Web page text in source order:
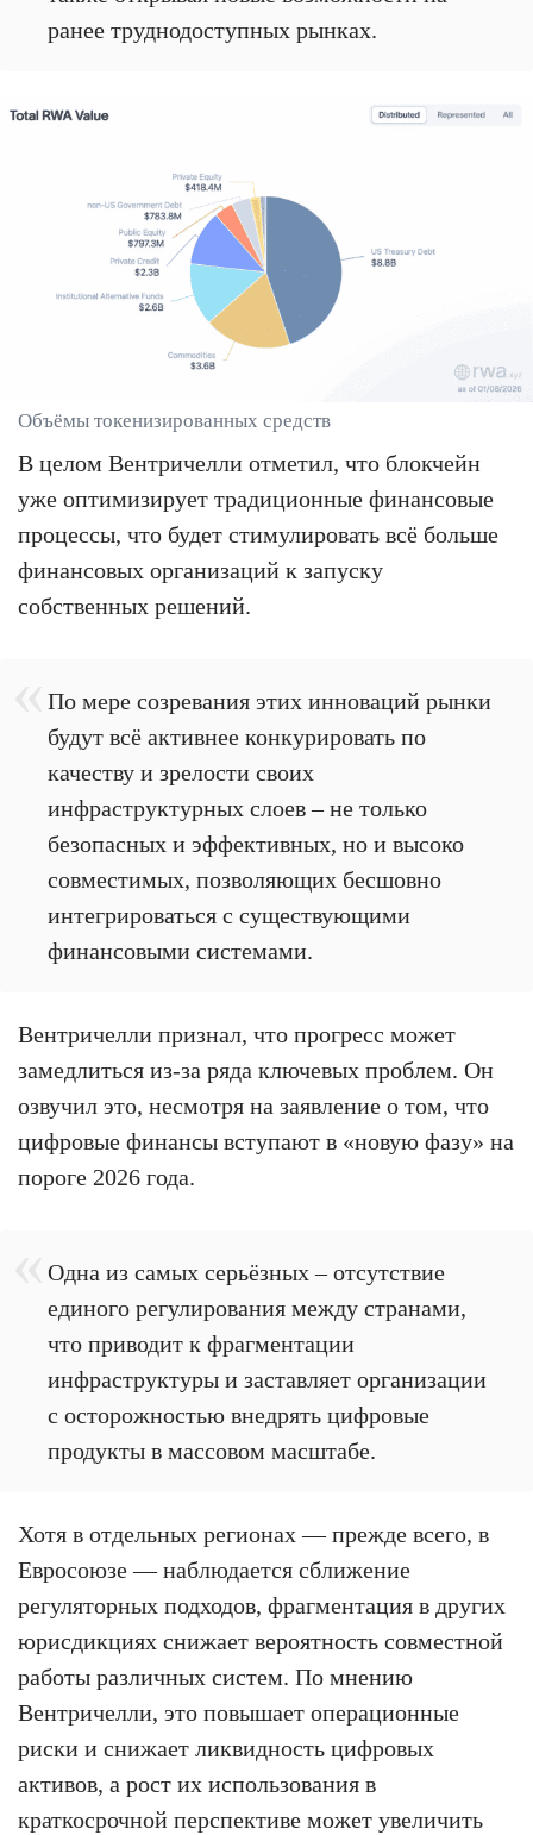
ранее труднодоступных рынках.
Объёмы токенизированных средств
В целом Вентричелли отметил, что блокчейн
уже оптимизирует традиционные финансовые
процессы, что будет стимулировать всё больше
финансовых организаций к запуску
собственных решений.
По мере созревания этих инноваций рынки
будут всё активнее конкурировать по
качеству и зрелости своих
инфраструктурных слоев – не только
безопасных и эффективных, но и высоко
совместимых, позволяющих бесшовно
интегрироваться с существующими
финансовыми системами.
Вентричелли признал, что прогресс может
замедлиться из-за ряда ключевых проблем. Он
озвучил это, несмотря на заявление о том, что
цифровые финансы вступают в «новую фазу» на
пороге 2026 года.
Одна из самых серьёзных – отсутствие
единого регулирования между странами,
что приводит к фрагментации
инфраструктуры и заставляет организации
с осторожностью внедрять цифровые
продукты в массовом масштабе.
Хотя в отдельных регионах — прежде всего, в
Евросоюзе — наблюдается сближение
регуляторных подходов, фрагментация в других
юрисдикциях снижает вероятность совместной
работы различных систем. По мнению
Вентричелли, это повышает операционные
риски и снижает ликвидность цифровых
активов, а рост их использования в
краткосрочной перспективе может увеличить